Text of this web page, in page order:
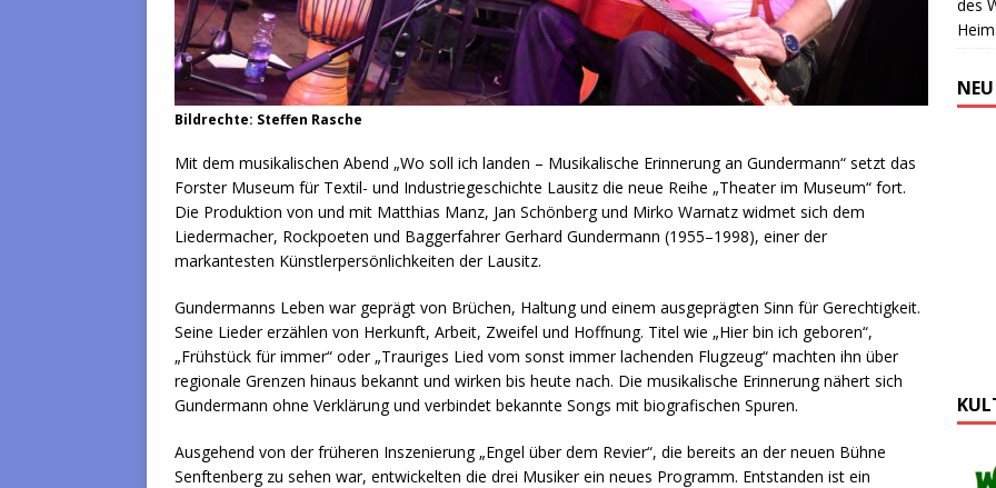
Bildrechte: Steffen Rasche
Mit dem musikalischen Abend „Wo soll ich landen – Musikalische Erinnerung an Gundermann“ setzt das
Forster Museum für Textil- und Industriegeschichte Lausitz die neue Reihe „Theater im Museum“ fort.
Die Produktion von und mit Matthias Manz, Jan Schönberg und Mirko Warnatz widmet sich dem
Liedermacher, Rockpoeten und Baggerfahrer Gerhard Gundermann (1955–1998), einer der
markantesten Künstlerpersönlichkeiten der Lausitz.
Gundermanns Leben war geprägt von Brüchen, Haltung und einem ausgeprägten Sinn für Gerechtigkeit.
Seine Lieder erzählen von Herkunft, Arbeit, Zweifel und Hoffnung. Titel wie „Hier bin ich geboren“,
„Frühstück für immer“ oder „Trauriges Lied vom sonst immer lachenden Flugzeug“ machten ihn über
regionale Grenzen hinaus bekannt und wirken bis heute nach. Die musikalische Erinnerung nähert sich
Gundermann ohne Verklärung und verbindet bekannte Songs mit biografischen Spuren.
Ausgehend von der früheren Inszenierung „Engel über dem Revier“, die bereits an der neuen Bühne
Senftenberg zu sehen war, entwickelten die drei Musiker ein neues Programm. Entstanden ist ein
des